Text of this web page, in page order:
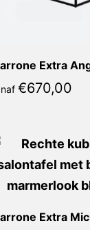
€670,00